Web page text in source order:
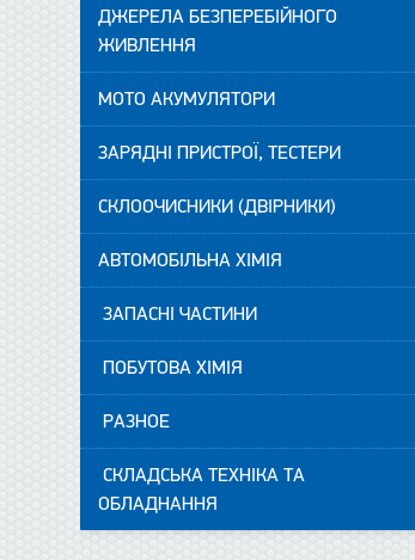
ДЖЕРЕЛА БЕЗПЕРЕБІЙНОГО
ЖИВЛЕННЯ
МОТО АКУМУЛЯТОРИ
ЗАРЯДНІ ПРИСТРОЇ, ТЕСТЕРИ
СКЛООЧИСНИКИ (ДВІРНИКИ)
АВТОМОБІЛЬНА ХІМІЯ
ЗАПАСНІ ЧАСТИНИ
ПОБУТОВА ХІМІЯ
РАЗНОЕ
СКЛАДСЬКА ТЕХНІКА ТА
ОБЛАДНАННЯ